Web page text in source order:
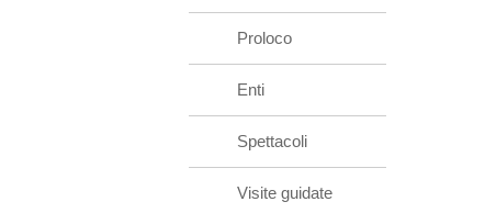
Proloco
Enti
Spettacoli
Visite guidate